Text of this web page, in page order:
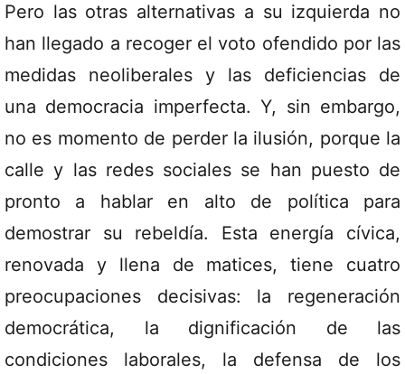
Pero las otras alternativas a su izquierda no
han llegado a recoger el voto ofendido por las
medidas neoliberales y las deficiencias de
una democracia imperfecta. Y, sin embargo,
no es momento de perder la ilusión, porque la
calle y las redes sociales se han puesto de
pronto a hablar en alto de política para
demostrar su rebeldía. Esta energía cívica,
renovada y llena de matices, tiene cuatro
preocupaciones decisivas: la regeneración
democrática, la dignificación de las
condiciones laborales, la defensa de los